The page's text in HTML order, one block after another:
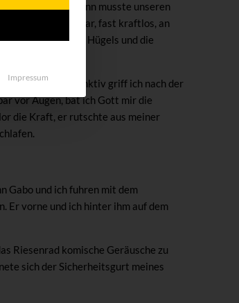
Mein Mann musste unseren
war. Ich war, fast kraftlos, an
den Gipfel des Hügels und die
rutschte. Instinktiv griff ich nach der
vor Augen, bat ich Gott mir die
die Kraft, er rutschte aus meiner
Gabo und ich fuhren mit dem
Er vorne und ich hinter ihm auf dem
Riesenrad komische Geräusche zu
sich der Sicherheitsgurt meines
Impressum